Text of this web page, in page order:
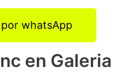
whatsApp
en Galeria